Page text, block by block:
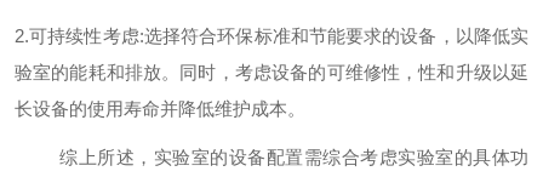
2.可持续性考虑:选择符合环保标准和节能要求的设备，以降低实
验室的能耗和排放。同时，考虑设备的可维修性，性和升级以延
长设备的使用寿命并降低维护成本。
综上所述，实验室的设备配置需综合考虑实验室的具体功